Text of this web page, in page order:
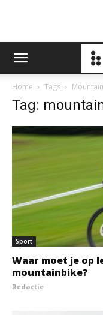
Home Tags
Tag:
Sport
Waar moet je op
mountainbike?
Redactie